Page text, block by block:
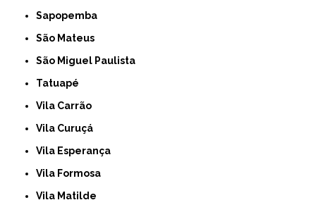
Sapopemba
São Mateus
São Miguel Paulista
Tatuapé
Vila Carrão
Vila Curuçá
Vila Esperança
Vila Formosa
Vila Matilde